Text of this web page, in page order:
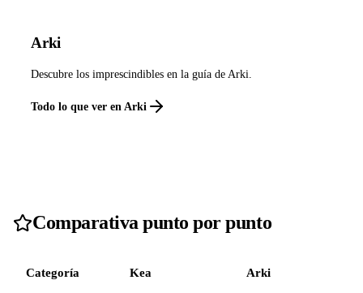
Arki
Descubre los imprescindibles en la guía de Arki.
Todo lo que ver en Arki
Comparativa punto por punto
Categoría Kea Arki